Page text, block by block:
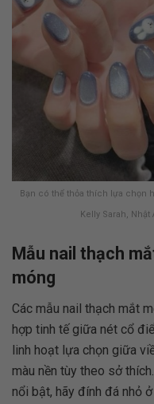
Bạn có thể thỏa thích lựa chọn
Kelly Sarah,
Mẫu nail thạch
móng
Các mẫu nail thạch mắt
hợp tinh tế giữa nét cổ
linh hoạt lựa chọn giữa
màu nền tùy theo sở
nổi bật, hãy đính đá nhỏ